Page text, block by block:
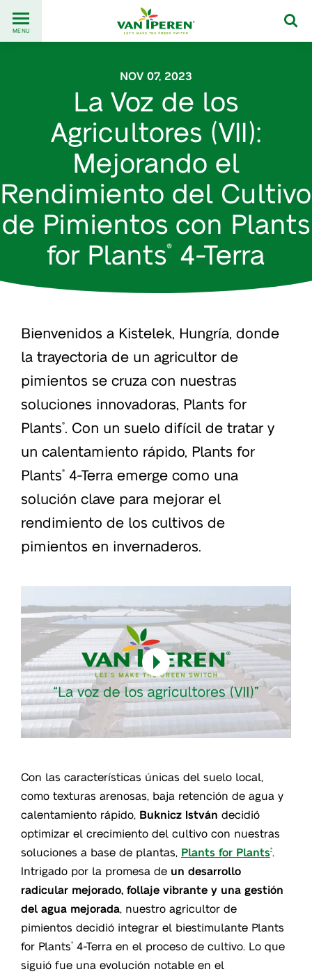
content
Back
to
MENU
NOV 07, 2023
La Voz de los
Agricultores (VII):
Mejorando el
Rendimiento del Cultivo
de Pimientos con Plants
for Plants® 4-Terra
Bienvenidos a Kistelek, Hungría, donde
la trayectoria de un agricultor de
pimientos se cruza con nuestras
soluciones innovadoras, Plants for
Plants®. Con un suelo difícil de tratar y
un calentamiento rápido, Plants for
Plants®
4-Terra emerge como una
solución clave para mejorar el
rendimiento de los cultivos de
pimientos en invernaderos.
Con las características únicas del suelo local,
como texturas arenosas, baja retención de agua y
calentamiento rápido, Buknicz István decidió
optimizar el crecimiento del cultivo con nuestras
soluciones a base de plantas, Plants for Plants®
Intrigado por la promesa de un desarrollo
radicular mejorado, follaje vibrante y una gestión
del agua mejorada , nuestro agricultor de
pimientos decidió integrar el biestimulante Plants
for Plants®
4-Terra en el proceso de cultivo. Lo que
siguió fue una evolución notable en el